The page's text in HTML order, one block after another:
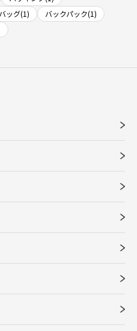
バッグ(1)
バックパック(1)